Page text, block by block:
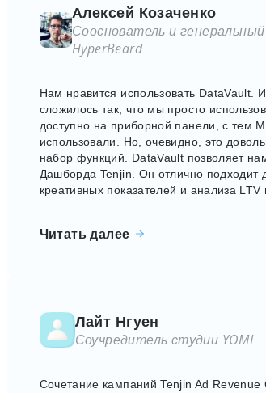
Алексей Козаченко
Сооснователь и
HyperBeard
Нам нравится использовать DataVault.
сложилось так, что мы просто
доступно на приборной панели, с тем
использовали. Но, очевидно, это
набор функций. DataVault позволяет
Дашборда Tenjin. Он отлично подходит
креативных показателей и анализа LTV
Читать далее
Лайт Нгуен
Соучредитель студии YOMI
Сочетание кампаний Tenjin Ad Revenue